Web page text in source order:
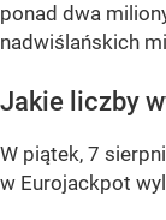
ponad dwa
nadwiślańskich
Jakie liczby
W piątek, 7
w Eurojackpot